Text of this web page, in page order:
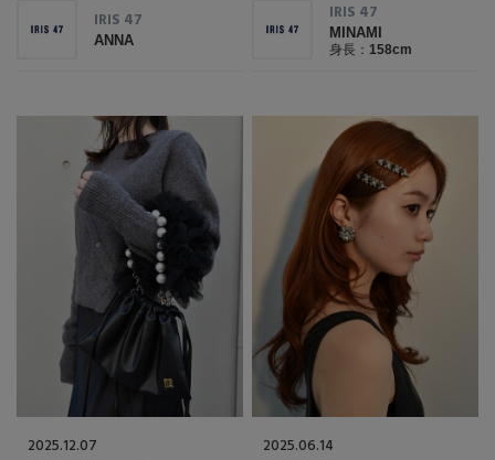
『ELLE』最新号掲載
【ジュエリー】シルバーでクールに
パンツ
ジャケット
コート
ルームウェア・パジャマ
スニーカー
レインシューズ
ショルダーバッグ
ハンドバッグ
財布・小物
ボディバッグ・ウェストポーチ
クラッチバッグ
ボストンバッグ
ストール・マフラー・ケープ
ヘアアクセサリー
スマートフォンケース・タブレットケース
アイウェア
ベルト
グローブ
ネックレス
バングル・ブレスレット
リング
コサージュ・ブローチ
アンクレット
ランジェリー
インナー
すべてのスポーツ
ウェア
シューズ
バッグ・小物
水着・スイムウェア
CONTENTS
特集一覧
NEW IN BRAND
IRIS 47
ANNA
IRIS 47
MINAMI
身長： 158cm
2025.12.07 2025.06.14